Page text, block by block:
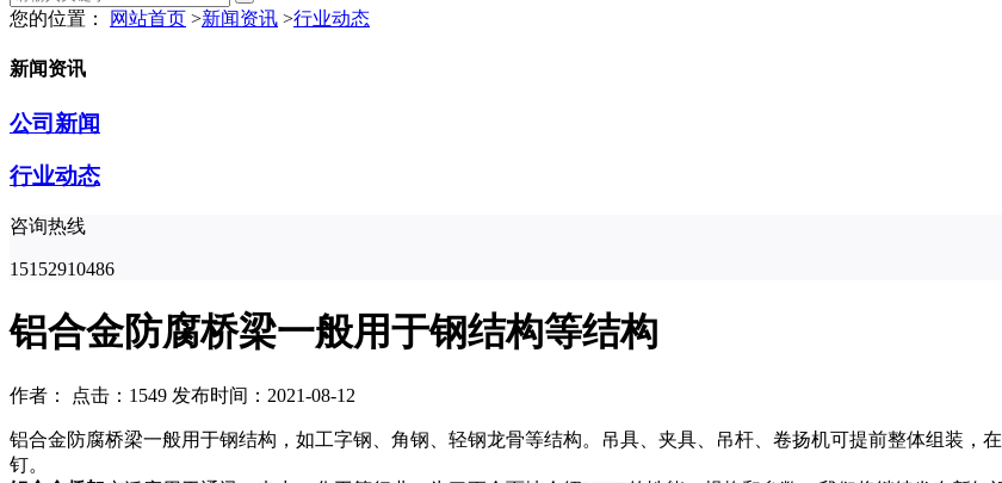
您的位置： 网站首页 >新闻资讯 >行业动态
新闻资讯
公司新闻
行业动态
咨询热线
15152910486
铝合金防腐桥梁一般用于钢结构等结构
作者： 点击：1549 发布时间：2021-08-12
铝合金防腐桥梁一般用于钢结构，如工字钢、角钢、轻钢龙骨等结构。吊具、夹具、吊杆、卷扬机可提前整体组装，
钉。